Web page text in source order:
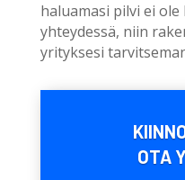
haluamasi pilvi ei
yhteydessä, niin
yrityksesi
OTA